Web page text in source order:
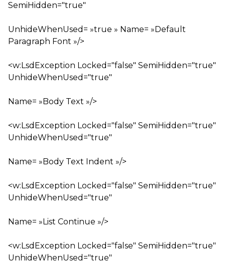
SemiHidden="true"
UnhideWhenUsed= »true » Name= »Default
Paragraph Font »/>
<w:LsdException Locked="false" SemiHidden="true"
UnhideWhenUsed="true"
Name= »Body Text »/>
<w:LsdException Locked="false" SemiHidden="true"
UnhideWhenUsed="true"
Name= »Body Text Indent »/>
<w:LsdException Locked="false" SemiHidden="true"
UnhideWhenUsed="true"
Name= »List Continue »/>
<w:LsdException Locked="false" SemiHidden="true"
UnhideWhenUsed="true"